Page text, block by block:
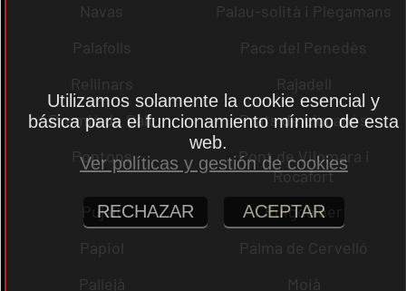
Navas
Palau-solità i Plegamans
Palafolls
Pacs del Penedès
Rellinars
Rajadell
Premià de Dalt
Prats de Lluçanès
Pontons
Pont de Vilomara i
Rocafort
Pujalt
Puigdàlber
Papiol
Palma de Cervelló
Pallejà
Moià
Utilizamos solamente la cookie esencial y
básica para el funcionamiento mínimo de esta
web.
Ver políticas y gestión de cookies
RECHAZAR ACEPTAR